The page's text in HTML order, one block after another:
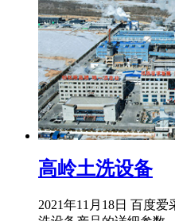
高岭土洗设备
2021年11月18日 百度